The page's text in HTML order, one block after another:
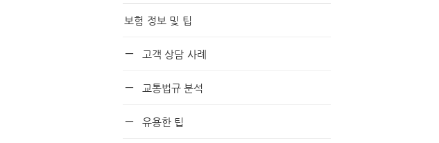
보험 정보 및 팁
고객 상담 사례
교통법규 분석
유용한 팁